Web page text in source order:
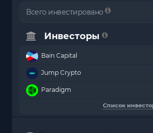
Всего инвестировано
Инвесторы
Bain Capital
Jump Crypto
Paradigm
Список